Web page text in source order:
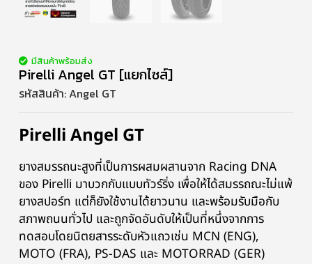
มีสินค้าพร้อมส่ง
Pirelli Angel GT [แยกไซส์]
รหัสสินค้า:Angel GT
Pirelli Angel GT
ยางสมรรถนะสูงที่เป็นการผสมผสานจาก Racing DNA
ของ Pirelli มาบวกกับแบบทัวร์ริ่ง เพื่อให้ได้สมรรถณะไม่แพ้
ยางสปอร์ท แต่ก็ยังใช้งานได้ยาวนาน และพร้อมรับมือกับ
สภาพถนนทั่วไป และถูกจัดอันดับให้เป็นที่หนึ่งจากการ
ทดสอบโดยนิตยสารระดับหัวแถวเช่น MCN (ENG),
MOTO (FRA), PS-DAS และ MOTORRAD (GER)